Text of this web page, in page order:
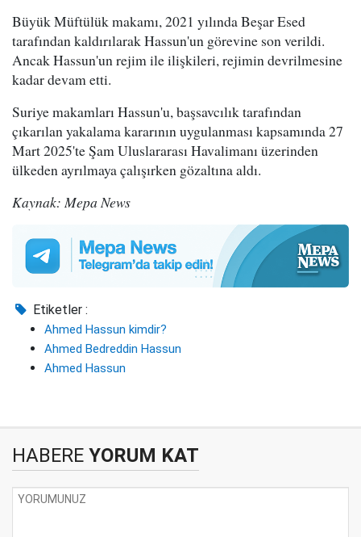
Büyük Müftülük makamı, 2021 yılında Beşar Esed
tarafından kaldırılarak Hassun'un görevine son verildi.
Ancak Hassun'un rejim ile ilişkileri, rejimin devrilmesine
kadar devam etti.
Suriye makamları Hassun'u, başsavcılık tarafından
çıkarılan yakalama kararının uygulanması kapsamında 27
Mart 2025'te Şam Uluslararası Havalimanı üzerinden
ülkeden ayrılmaya çalışırken gözaltına aldı.
Kaynak: Mepa News
Etiketler :
Ahmed Hassun kimdir?
Ahmed Bedreddin Hassun
Ahmed Hassun
HABERE YORUM KAT